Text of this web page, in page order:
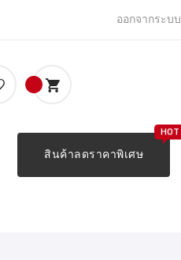
ออกจากระบบ
สินค้าลดราคาพิเศษ